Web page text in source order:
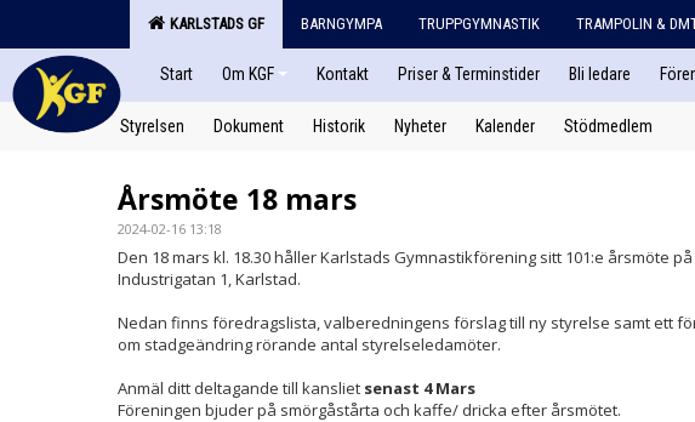
KARLSTADS GF BARNGYMPA TRUPPGYMNASTIK TRAMPOLIN &
Start Om KGF Kontakt Priser & Terminstider Bli ledare
Styrelsen Dokument Historik Nyheter Kalender Stödmedlem
Årsmöte 18 mars
2024-02-16 13:18
Den 18 mars kl. 18.30 håller Karlstads Gymnastikförening sitt 101:e årsmöte
Industrigatan 1, Karlstad.
Nedan finns föredragslista, valberedningens förslag till ny styrelse samt ett
om stadgeändring rörande antal styrelseledamöter.
Anmäl ditt deltagande till kansliet senast 4 Mars
Föreningen bjuder på smörgåstårta och kaffe/ dricka efter årsmötet.